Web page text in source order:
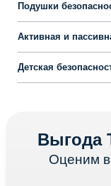
Подушки
Активная и
Детская
Выгода
Оценим